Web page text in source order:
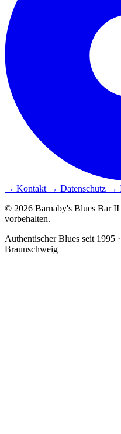
→ Kontakt → Datenschutz →
© 2026 Barnaby's Blues Bar
vorbehalten.
Authentischer Blues seit 1995
Braunschweig